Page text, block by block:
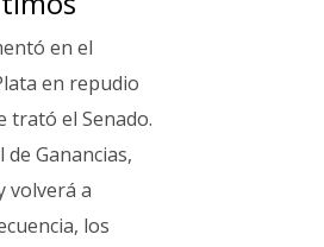
en el
en repudio
trató el Senado.
Ganancias,
volverá a
los